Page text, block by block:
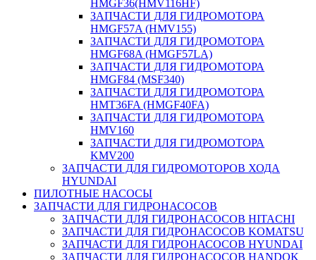
HMGF36(HMV116HF)
ЗАПЧАСТИ ДЛЯ ГИДРОМОТОРА
HMGF57A (HMV155)
ЗАПЧАСТИ ДЛЯ ГИДРОМОТОРА
HMGF68A (HMGF57LA)
ЗАПЧАСТИ ДЛЯ ГИДРОМОТОРА
HMGF84 (MSF340)
ЗАПЧАСТИ ДЛЯ ГИДРОМОТОРА
HMT36FA (HMGF40FA)
ЗАПЧАСТИ ДЛЯ ГИДРОМОТОРА
HMV160
ЗАПЧАСТИ ДЛЯ ГИДРОМОТОРА
KMV200
ЗАПЧАСТИ ДЛЯ ГИДРОМОТОРОВ ХОДА
HYUNDAI
ПИЛОТНЫЕ НАСОСЫ
ЗАПЧАСТИ ДЛЯ ГИДРОНАСОСОВ
ЗАПЧАСТИ ДЛЯ ГИДРОНАСОСОВ HITACHI
ЗАПЧАСТИ ДЛЯ ГИДРОНАСОСОВ KOMATSU
ЗАПЧАСТИ ДЛЯ ГИДРОНАСОСОВ HYUNDAI
ЗАПЧАСТИ ДЛЯ ГИДРОНАСОСОВ HANDOK